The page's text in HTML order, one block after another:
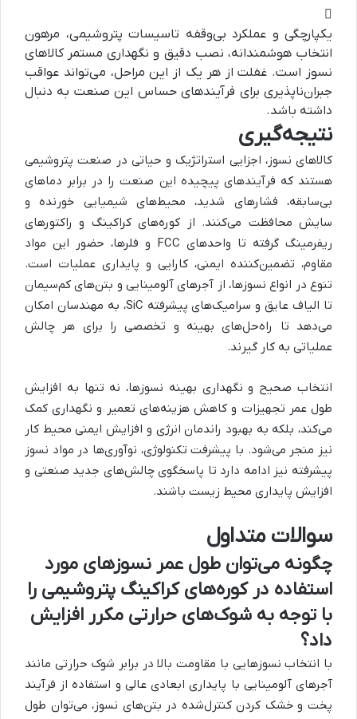
یکپارچگی و عملکرد بی‌وقفه تاسیسات پتروشیمی، مرهون
انتخاب هوشمندانه، نصب دقیق و نگهداری مستمر کالاهای
نسوز است. غفلت از هر یک از این مراحل، می‌تواند عواقب
جبران‌ناپذیری برای فرآیندهای حساس این صنعت به دنبال
داشته باشد.
نتیجه‌گیری
کالاهای نسوز، اجزایی استراتژیک و حیاتی در صنعت پتروشیمی
هستند که فرآیندهای پیچیده این صنعت را در برابر دماهای
بی‌سابقه، فشارهای شدید، محیط‌های شیمیایی خورنده و
سایش محافظت می‌کنند. از کوره‌های کراکینگ و راکتورهای
ریفرمینگ گرفته تا واحدهای FCC و فلرها، حضور این مواد
مقاوم، تضمین‌کننده ایمنی، کارایی و پایداری عملیات است.
تنوع در انواع نسوزها، از آجرهای آلومینایی و بتن‌های کم‌سیمان
تا الیاف عایق و سرامیک‌های پیشرفته SiC، به مهندسان امکان
می‌دهد تا راه‌حل‌های بهینه و تخصصی را برای هر چالش
عملیاتی به کار گیرند.
انتخاب صحیح و نگهداری بهینه نسوزها، نه تنها به افزایش
طول عمر تجهیزات و کاهش هزینه‌های تعمیر و نگهداری کمک
می‌کند، بلکه به بهبود راندمان انرژی و افزایش ایمنی محیط کار
نیز منجر می‌شود. با پیشرفت تکنولوژی، نوآوری‌ها در مواد نسوز
پیشرفته نیز ادامه دارد تا پاسخگوی چالش‌های جدید صنعتی و
افزایش پایداری محیط زیست باشند.
سوالات متداول
چگونه می‌توان طول عمر نسوزهای مورد
استفاده در کوره‌های کراکینگ پتروشیمی را
با توجه به شوک‌های حرارتی مکرر افزایش
داد؟
با انتخاب نسوزهایی با مقاومت بالا در برابر شوک حرارتی مانند
آجرهای آلومینایی با پایداری ابعادی عالی و استفاده از فرآیند
پخت و خشک کردن کنترل‌شده در بتن‌های نسوز، می‌توان طول